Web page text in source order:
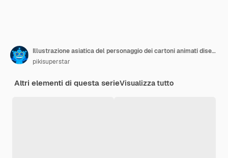
Illustrazione asiatica del personaggio dei cartoni animati disegnata a mano
pikisuperstar
Altri elementi di questa serieVisualizza tutto